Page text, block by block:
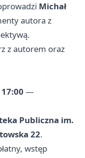
Michał
autora z
z autorem oraz
17:00 —
Publiczna im.
22.
wstęp